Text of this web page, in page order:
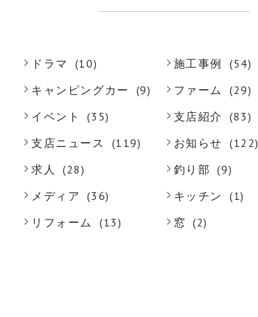
ドラマ (10) 施工事例
(54)
キャンピングカー
(9) ファーム
(29)
イベント
(35) 支店紹介
(83)
支店ニュース
(119) お知らせ (122)
求人
(28) 釣り部
(9)
メディア
(36) キッチン
(1)
リフォーム
(13) 窓 (2)